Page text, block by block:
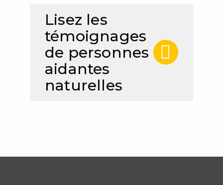
Lisez les
témoignages
de personnes
aidantes
naturelles